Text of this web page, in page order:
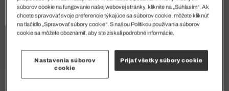
súborov cookie na fungovanie našej webovej stránky, kliknite na „Súhlasím“. Ak
chcete spravovať svoje preferencie týkajúce sa súborov cookie, môžete kliknúť
na tlačidlo „Spravovať súbory cookie“. S našou Politikou používania súborov
cookie sa môžete oboznámiť, aby ste získali podrobné informácie.
Nastavenia súborov
cookie
Prijať všetky súbory cookie